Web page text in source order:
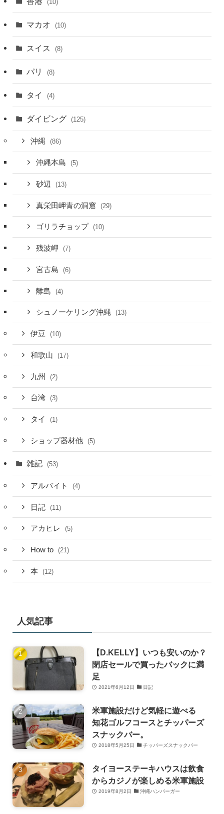
(10)
マカオ (10)
スイス (8)
パリ (8)
タイ (4)
ダイビング (125)
沖縄 (86)
沖縄本島 (5)
砂辺 (13)
真栄田岬青の洞窟 (29)
ゴリラチョップ (10)
残波岬 (7)
宮古島 (6)
離島 (4)
シュノーケリング沖縄 (13)
伊豆 (10)
和歌山 (17)
九州 (2)
台湾 (3)
タイ (1)
ショップ器材他 (5)
雑記 (53)
アルバイト (4)
日記 (11)
アカヒレ (5)
How to (21)
本 (12)
人気記事
【D.KELLY】いつも安いのか？
閉店セールで買ったバックに満
足
2021年6月12日 日記
米軍施設だけど気軽に遊べる
知花ゴルフコースとチッパーズ
スナックバー。
2018年5月25日 チッパーズスナックバー
タイヨーステーキハウスは飲食
からカジノが楽しめる米軍施設
2019年8月2日 沖縄ハンバーガー